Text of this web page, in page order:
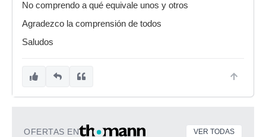
No comprendo a qué equivale unos y otros
Agradezco la comprensión de todos
Saludos
OFERTAS EN VER TODAS